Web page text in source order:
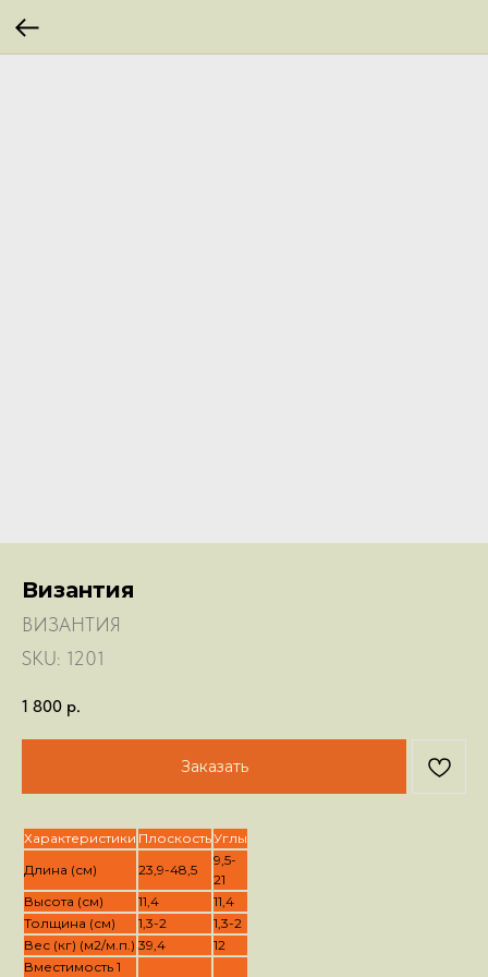
Византия
ВИЗАНТИЯ
SKU: 1201
1 800 р.
Заказать
Характеристики ПлоскостьУглы
Длина (см)
23,9-48,5
9,5-
21
Высота (см)
11,4
11,4
Толщина (см)
1,3-2
1,3-2
Вес (кг) (м2/м.п.) 39,4
12
Вместимость 1